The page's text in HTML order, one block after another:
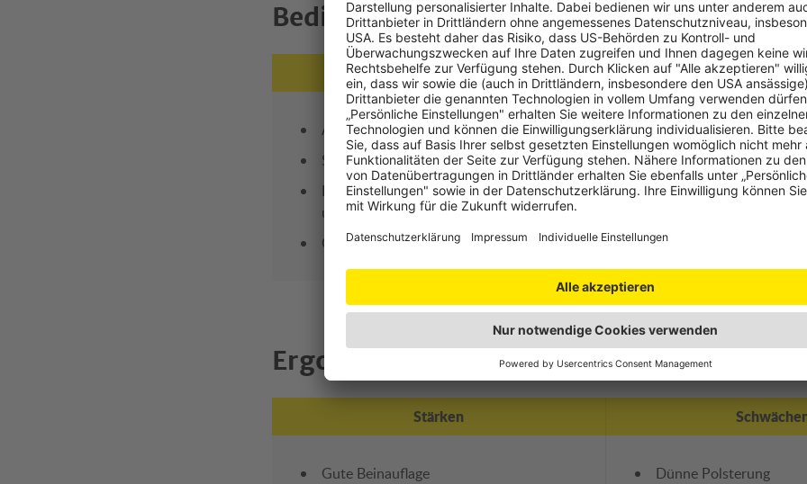
Bedienung
Stärken
Anschnallen des Kindes einfach
Sitzeinbau einfach
Leicht verständliche Bedienungsanleitung
und Warnhinweise
Geringes Gewicht
Leicht erhöhte Gefahr
Ergonomie
Stärken
Gute Beinauflage
Dünne Polsterung